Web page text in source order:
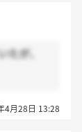
が、
4月28日 13:28